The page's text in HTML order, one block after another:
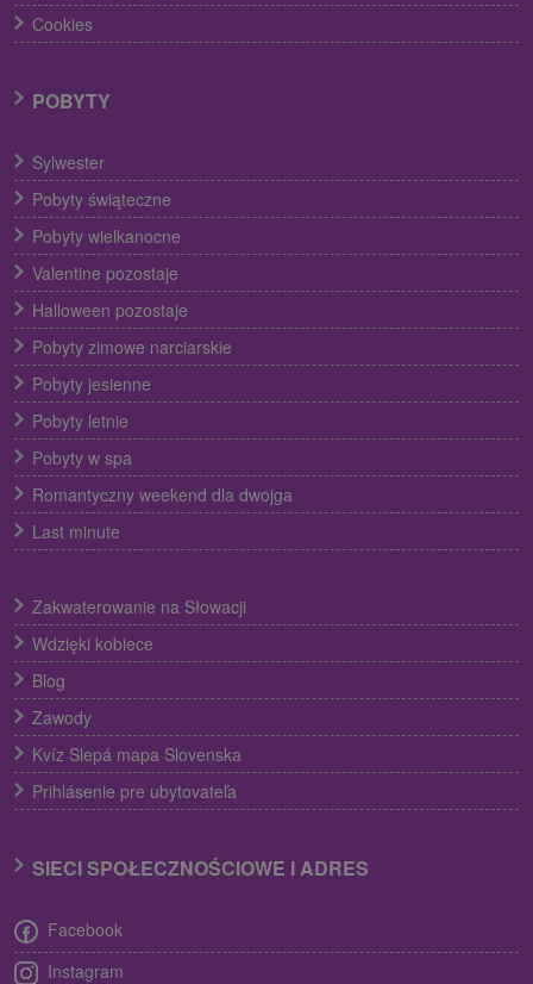
Cookies
POBYTY
Sylwester
Pobyty świąteczne
Pobyty wielkanocne
Valentine pozostaje
Halloween pozostaje
Pobyty zimowe narciarskie
Pobyty jesienne
Pobyty letnie
Pobyty w spa
Romantyczny weekend dla dwojga
Last minute
Zakwaterowanie na Słowacji
Wdzięki kobiece
Blog
Zawody
Kvíz Slepá mapa Slovenska
Prihlásenie pre ubytovateľa
SIECI SPOŁECZNOŚCIOWE I ADRES
Facebook
Instagram